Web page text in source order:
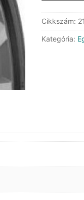
HP5
mennyiség
Cikkszám:
Kategória: